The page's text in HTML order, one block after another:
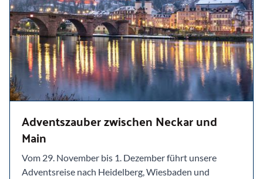
Adventszauber zwischen Neckar und
Main
Vom 29. November bis 1. Dezember führt unsere
Adventsreise nach Heidelberg, Wiesbaden und